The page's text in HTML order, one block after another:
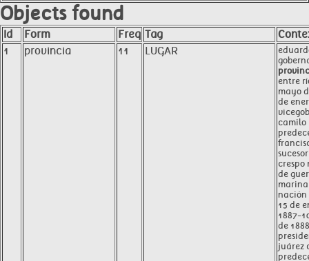
Objects found
Id Form Freq Tag
1
provincia 11 LUGAR
entre
mayo
de
crespo
de
15 de
1887-
de 1888
juárez